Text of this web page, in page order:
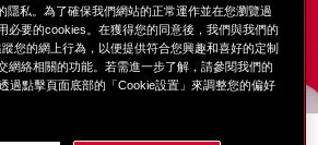
隱私。為了確保我們網站的正常運作並在您瀏覽過
必要的cookies。在獲得您的同意後，我們與我們的
您的網上行為，以便提供符合您興趣和喜好的定制
網絡相關的功能。若需進一步了解，請參閱我們的
過點擊頁面底部的「Cookie設置」來調整您的偏好